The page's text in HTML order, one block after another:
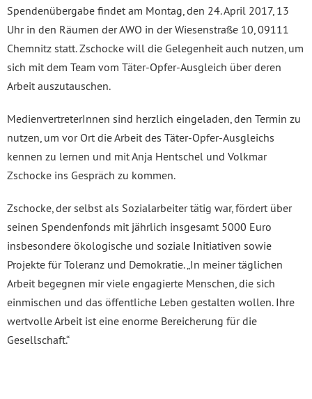
Spendenübergabe findet am Montag, den 24. April 2017, 13
Uhr in den Räumen der AWO in der Wiesenstraße 10, 09111
Chemnitz statt. Zschocke will die Gelegenheit auch nutzen, um
sich mit dem Team vom Täter-Opfer-Ausgleich über deren
Arbeit auszutauschen.
MedienvertreterInnen sind herzlich eingeladen, den Termin zu
nutzen, um vor Ort die Arbeit des Täter-Opfer-Ausgleichs
kennen zu lernen und mit Anja Hentschel und Volkmar
Zschocke ins Gespräch zu kommen.
Zschocke, der selbst als Sozialarbeiter tätig war, fördert über
seinen Spendenfonds mit jährlich insgesamt 5000 Euro
insbesondere ökologische und soziale Initiativen sowie
Projekte für Toleranz und Demokratie. „In meiner täglichen
Arbeit begegnen mir viele engagierte Menschen, die sich
einmischen und das öffentliche Leben gestalten wollen. Ihre
wertvolle Arbeit ist eine enorme Bereicherung für die
Gesellschaft.“